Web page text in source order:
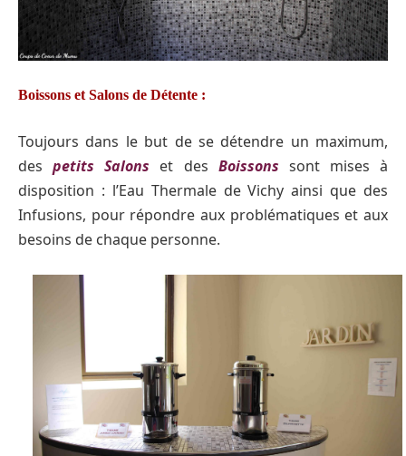
Boissons et Salons de Détente :
Toujours dans le but de se détendre un maximum,
despetits Salons et des Boissons sont mises à
disposition : l’Eau Thermale de Vichy ainsi que des
Infusions, pour répondre aux problématiques et aux
besoins de chaque personne.